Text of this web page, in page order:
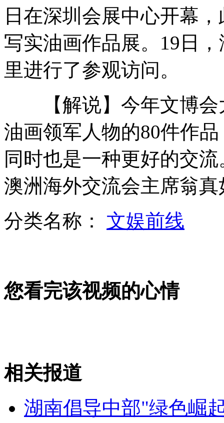
套牌车肇事 交警让记者“大胆拍”
盘点娱乐圈里颇有成就的“星二代”
港媒曝郭晶晶婚期改为11月11日
山西运城恶犬咬伤多人 警民合力深夜将其击毙
无痛分娩是否安全 医生回应
安徽一实载49人客车翻车
日在深圳会展中心开幕
写实油画作品展。19日
里进行了参观访问。
【解说】今年文博会
油画领军人物的80件作
同时也是一种更好的交
澳洲海外交流会主席翁
分类名称： 文娱前线
您看完该视频的心情
相关报道
湖南倡导中部"绿色崛